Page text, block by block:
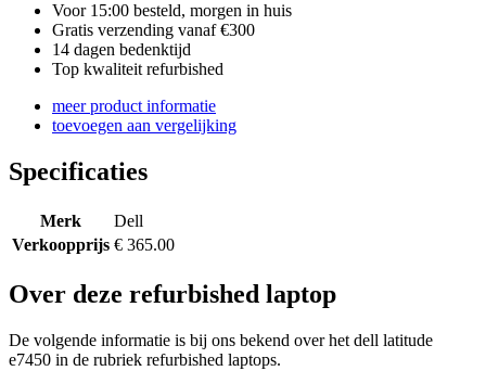
Voor 15:00 besteld, morgen in huis
Gratis verzending vanaf €300
14 dagen bedenktijd
Top kwaliteit refurbished
meer product informatie
toevoegen aan vergelijking
Specificaties
Merk
Dell
Verkoopprijs € 365.00
Over deze refurbished laptop
De volgende informatie is bij ons bekend over het dell latitude
e7450 in de rubriek refurbished laptops.